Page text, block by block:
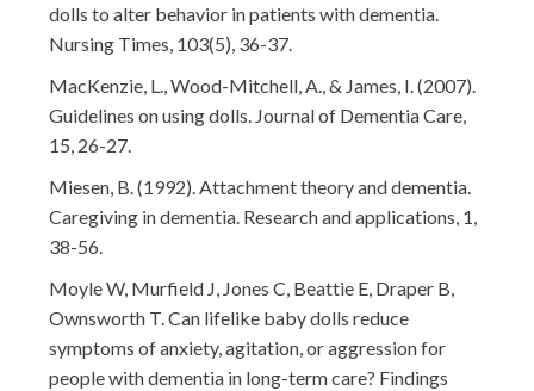
dolls to alter behavior in patients with dementia.
Nursing Times, 103(5), 36-37.
MacKenzie, L., Wood-Mitchell, A., & James, I. (2007).
Guidelines on using dolls. Journal of Dementia Care,
15, 26-27.
Miesen, B. (1992). Attachment theory and dementia.
Caregiving in dementia. Research and applications, 1,
38-56.
Moyle W, Murfield J, Jones C, Beattie E, Draper B,
Ownsworth T. Can lifelike baby dolls reduce
symptoms of anxiety, agitation, or aggression for
people with dementia in long-term care? Findings